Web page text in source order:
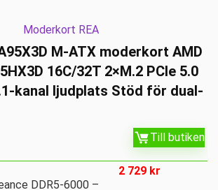
Moderkort REA
M-ATX moderkort AMD
16C/32T 2×M.2 PCIe 5.0
kanal ljudplats Stöd för dual-
Till butiken
2 729 kr